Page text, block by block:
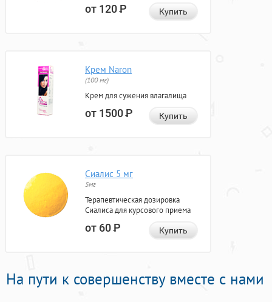
от 120Р Купить
Крем Naron
(100 мг)
Крем для сужения влагалища
от 1500Р Купить
Сиалис 5 мг
5мг
Терапевтическая дозировка
Сиалиса для курсового приема
от 60Р Купить
На пути к совершенству вместе с нами